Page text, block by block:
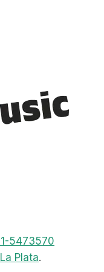
5473570
Plata.